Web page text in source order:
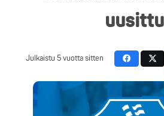
uusittu
Julkaistu5 vuotta sitten